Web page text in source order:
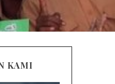
KAMI